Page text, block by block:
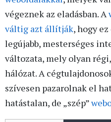
végeznek az eladásban. A
váltig azt állítják, hogy
legújabb, mesterséges
változata, mely olyan
hálózat. A
szívesen pazarolnak el
hatástalan, de „szép”